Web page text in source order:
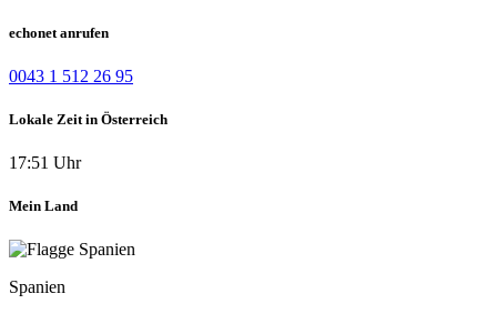
echonet anrufen
0043 1 512 26 95
Lokale Zeit in Österreich
17:51 Uhr
Mein Land
Spanien